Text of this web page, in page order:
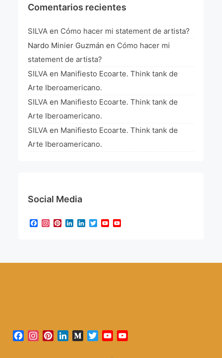
Comentarios recientes
SILVA en Cómo hacer mi statement de artista?
Nardo Minier Guzmán en Cómo hacer mi
statement de artista?
SILVA en Manifiesto Ecoarte. Think tank de
Arte Iberoamericano.
SILVA en Manifiesto Ecoarte. Think tank de
Arte Iberoamericano.
SILVA en Manifiesto Ecoarte. Think tank de
Arte Iberoamericano.
Social Media
Facebook
Instagram
Pinterest
LinkedIn
LinkedIn
TwitterYouTube
Facebook
Instagram
PinterestLinkedInMediumTwitterYouTube